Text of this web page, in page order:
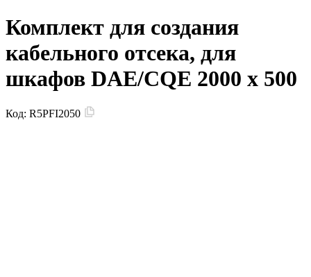
Комплект для создания
кабельного отсека, для
шкафов DAE/CQE 2000 x 500
Код: R5PFI2050